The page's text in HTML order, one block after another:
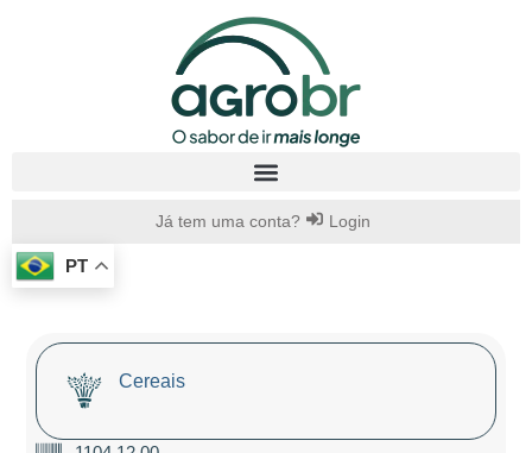
Já tem uma conta? Login
PT
Cereais